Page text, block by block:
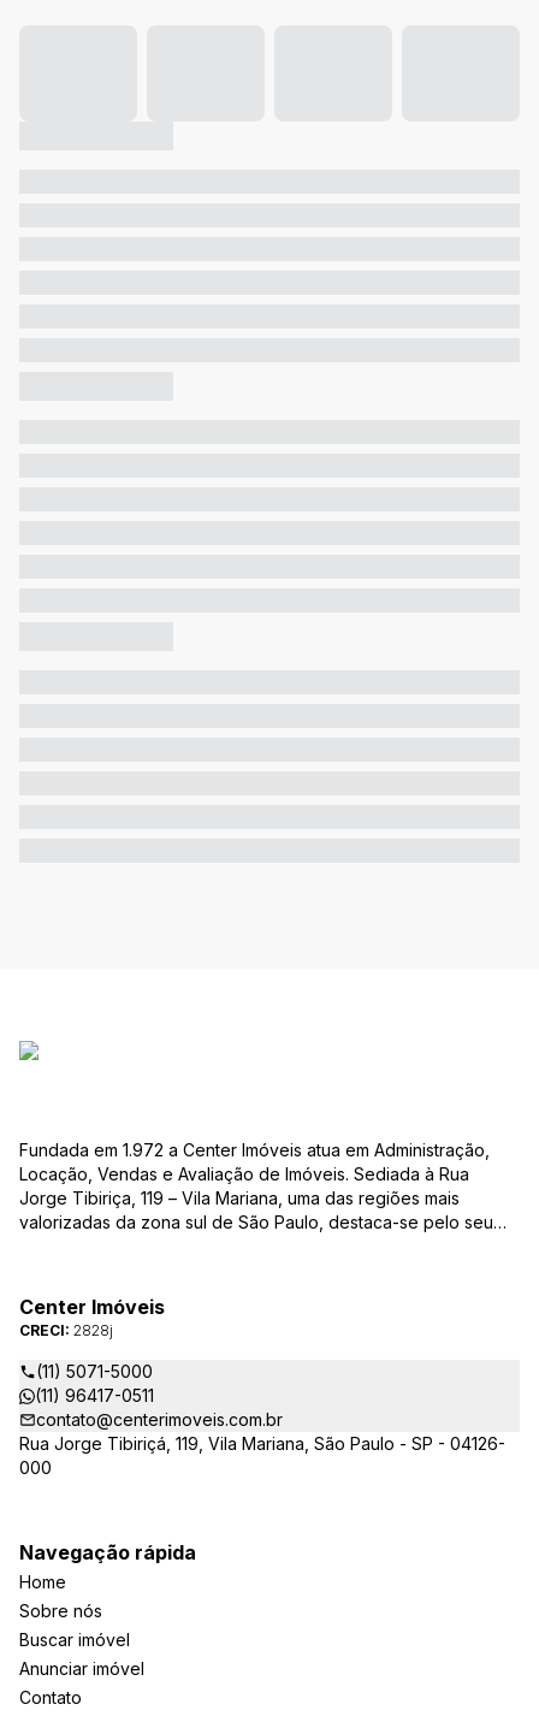
Fundada em 1.972 a Center Imóveis atua em Administração,
Locação, Vendas e Avaliação de Imóveis. Sediada à Rua
Jorge Tibiriça, 119 – Vila Mariana, uma das regiões mais
valorizadas da zona sul de São Paulo, destaca-se pelo seu
atuantes imobiliárias da região, credenciada junto ao Conselho
Regional dos Corretores de Imóveis (CRECI) e associada ao
Sindicato das Empresas de Compra, Venda, Locação e
Administração de Imóveis Residenciais e Comerciais de São
Paulo (SECOVI).
Center Imóveis
CRECI: 2828j
(11) 5071-5000
(11) 96417-0511
contato@centerimoveis.com.br
Rua Jorge Tibiriçá, 119, Vila Mariana, São Paulo - SP - 04126-
000
Navegação rápida
Home
Sobre nós
Buscar imóvel
Anunciar imóvel
Contato